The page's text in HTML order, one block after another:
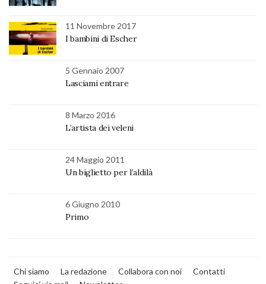
11 Novembre 2017
I bambini di Escher
5 Gennaio 2007
Lasciami entrare
8 Marzo 2016
L’artista dei veleni
24 Maggio 2011
Un biglietto per l’aldilà
6 Giugno 2010
Primo
Chi siamo La redazione Collabora con noi
Contatti